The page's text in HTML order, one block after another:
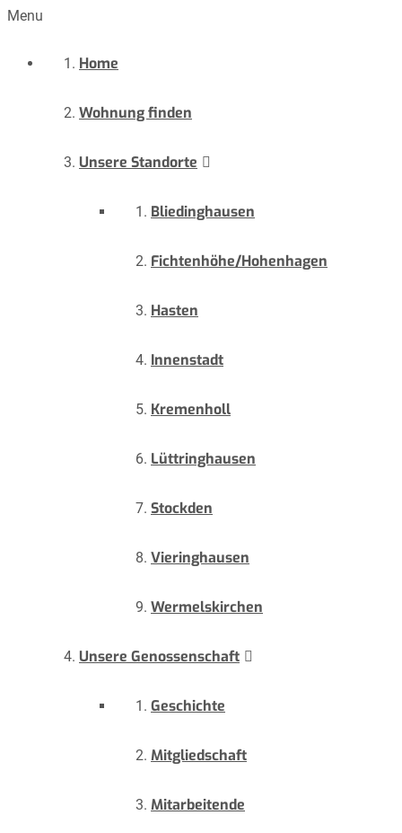
Menu
Home
Wohnung finden
Unsere Standorte
Bliedinghausen
Fichtenhöhe/Hohenhagen
Hasten
Innenstadt
Kremenholl
Lüttringhausen
Stockden
Vieringhausen
Wermelskirchen
Unsere Genossenschaft
Geschichte
Mitgliedschaft
Mitarbeitende